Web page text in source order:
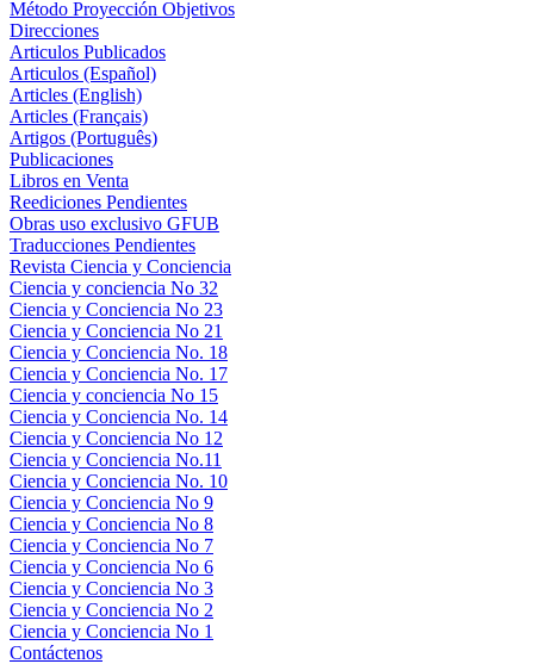
Método Proyección Objetivos
Direcciones
Articulos Publicados
Articulos (Español)
Articles (English)
Articles (Français)
Artigos (Português)
Publicaciones
Libros en Venta
Reediciones Pendientes
Obras uso exclusivo GFUB
Traducciones Pendientes
Revista Ciencia y Conciencia
Ciencia y conciencia No 32
Ciencia y Conciencia No 23
Ciencia y Conciencia No 21
Ciencia y Conciencia No. 18
Ciencia y Conciencia No. 17
Ciencia y conciencia No 15
Ciencia y Conciencia No. 14
Ciencia y Conciencia No 12
Ciencia y Conciencia No.11
Ciencia y Conciencia No. 10
Ciencia y Conciencia No 9
Ciencia y Conciencia No 8
Ciencia y Conciencia No 7
Ciencia y Conciencia No 6
Ciencia y Conciencia No 3
Ciencia y Conciencia No 2
Ciencia y Conciencia No 1
Contáctenos